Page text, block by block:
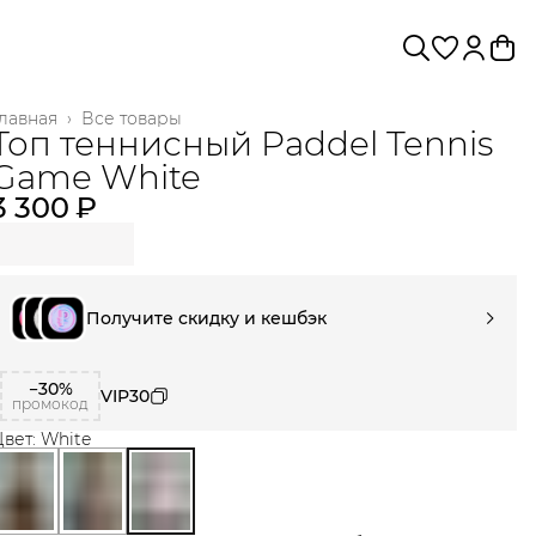
Все товары
›
теннисный Paddel Tennis
White
300 ₽
Получите скидку и кешбэк
−30%
промокод
VIP30
White